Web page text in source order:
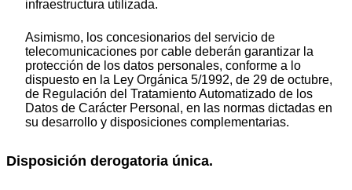
infraestructura utilizada.
Asimismo, los concesionarios del servicio de
telecomunicaciones por cable deberán garantizar la
protección de los datos personales, conforme a lo
dispuesto en la Ley Orgánica 5/1992, de 29 de octubre,
de Regulación del Tratamiento Automatizado de los
Datos de Carácter Personal, en las normas dictadas en
su desarrollo y disposiciones complementarias.
Disposición derogatoria única.